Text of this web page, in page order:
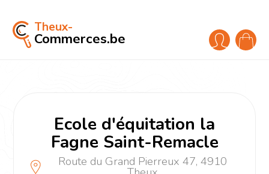
Theux-
Commerces.be
Ecole d'équitation la
Fagne Saint-Remacle
Route du Grand Pierreux 47, 4910